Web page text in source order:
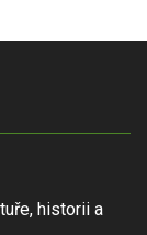
historii a